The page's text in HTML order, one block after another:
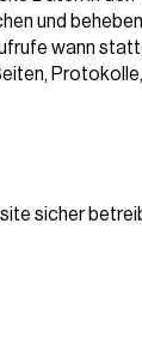
und
wann
sicher